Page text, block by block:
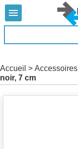

Accueil > Accessoires
noir, 7 cm